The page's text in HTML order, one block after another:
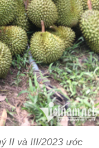
II và III/2023 ước